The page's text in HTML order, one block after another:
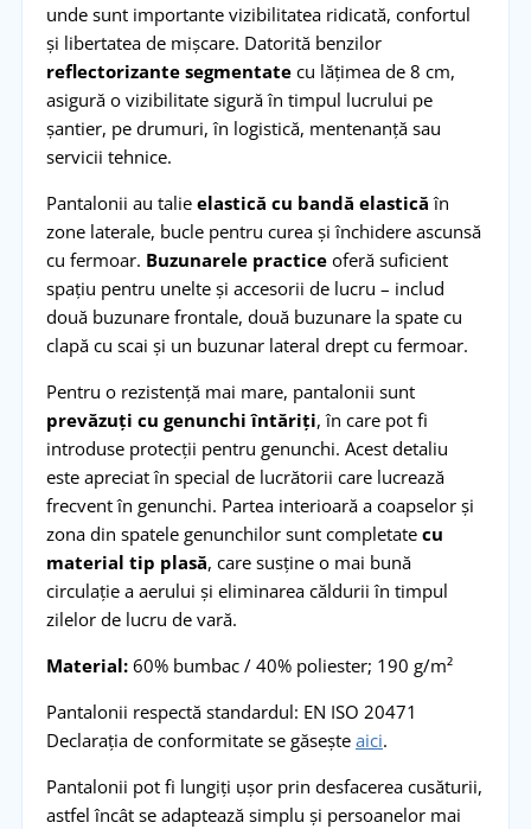
unde sunt importante vizibilitatea ridicată, confortul
și libertatea de mișcare. Datorită benzilor
reflectorizante segmentatecu lățimea de 8 cm,
asigură o vizibilitate sigură în timpul lucrului pe
șantier, pe drumuri, în logistică, mentenanță sau
servicii tehnice.
Pantalonii au talie elastică cu bandă elastică în
zone laterale, bucle pentru curea și închidere ascunsă
cu fermoar. Buzunarele practiceoferă suficient
spațiu pentru unelte și accesorii de lucru – includ
două buzunare frontale, două buzunare la spate cu
clapă cu scai și un buzunar lateral drept cu fermoar.
Pentru o rezistență mai mare, pantalonii sunt
prevăzuți cu genunchi întăriți, în care pot fi
introduse protecții pentru genunchi. Acest detaliu
este apreciat în special de lucrătorii care lucrează
frecvent în genunchi. Partea interioară a coapselor și
zona din spatele genunchilor sunt completate cu
material tip plasă, care susține o mai bună
circulație a aerului și eliminarea căldurii în timpul
zilelor de lucru de vară.
Material:60% bumbac / 40% poliester; 190 g/m²
Pantalonii respectă standardul: EN ISO 20471
Declarația de conformitate se găsește aici.
Pantalonii pot fi lungiți ușor prin desfacerea cusăturii,
astfel încât se adaptează simplu și persoanelor mai